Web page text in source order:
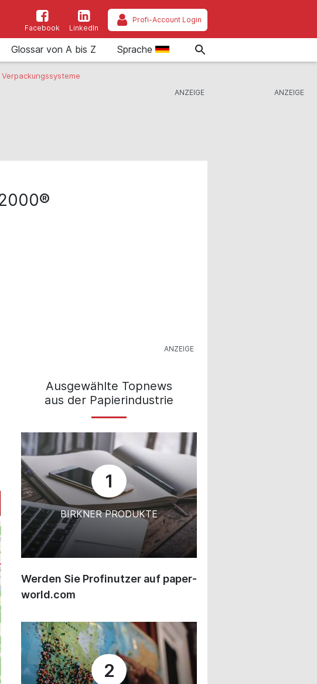
Facebook LinkedIn
Profi-Account Login
Glossar von A bis Z Sprache
Ausgewählte Topnews
aus der Papierindustrie
1
BIRKNER PRODUKTE
Werden Sie Profinutzer auf paper-
world.com
2